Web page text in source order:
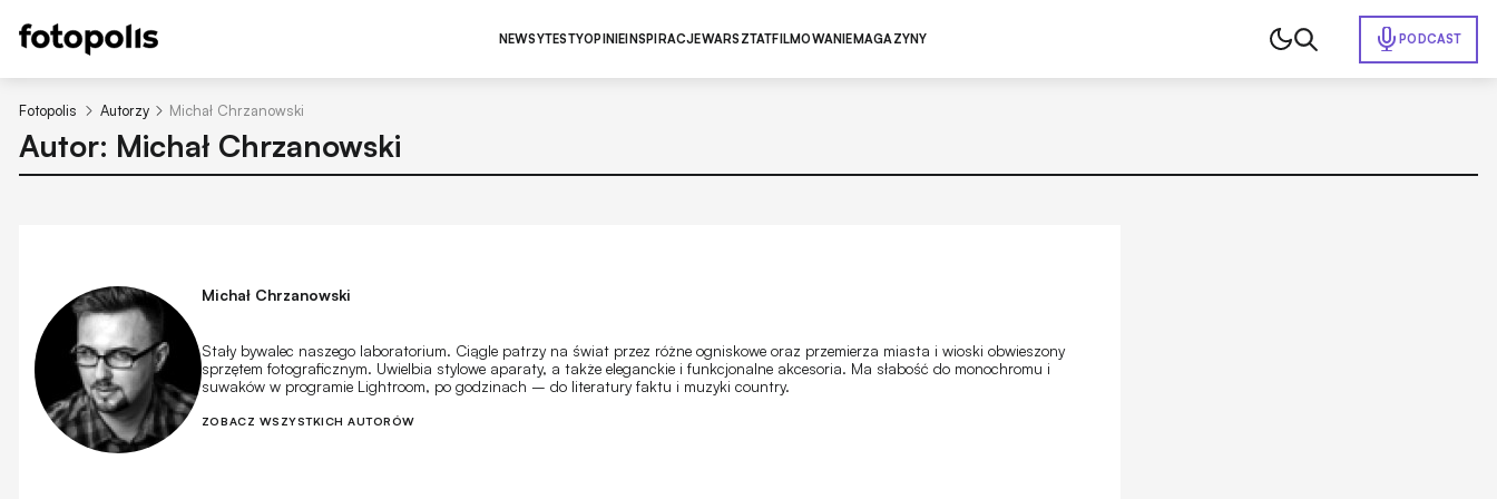
NEWSYTESTYOPINIEINSPIRACJEWARSZTATFILMOWANIEMAGAZYNY PODCAST
Fotopolis Autorzy Michał Chrzanowski
Autor: Michał Chrzanowski
Michał Chrzanowski
Stały bywalec naszego laboratorium. Ciągle patrzy na świat przez różne ogniskowe oraz przemierza miasta i wioski obwieszony
sprzętem fotograficznym. Uwielbia stylowe aparaty, a także eleganckie i funkcjonalne akcesoria. Ma słabość do monochromu i
suwaków w programie Lightroom, po godzinach – do literatury faktu i muzyki country.
ZOBACZ WSZYSTKICH AUTORÓW